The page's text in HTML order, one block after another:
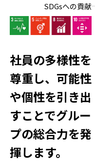
SDGsへの貢献
社員の多様性を
尊重し、可能性
や個性を引き出
すことでグルー
プの総合力を発
揮します。